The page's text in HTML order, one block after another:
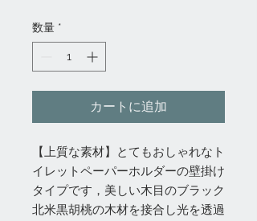
数量 *
カートに追加
【上質な素材】とてもおしゃれなト
イレットペーパーホルダーの壁掛け
タイプです，美しい木目のブラック
北米黒胡桃の木材を接合し光を透過